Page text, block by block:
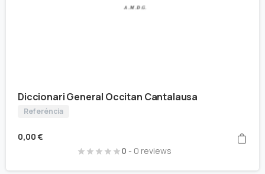
Diccionari General Occitan Cantalausa
Referéncia
0,00 €
0 - 0 reviews